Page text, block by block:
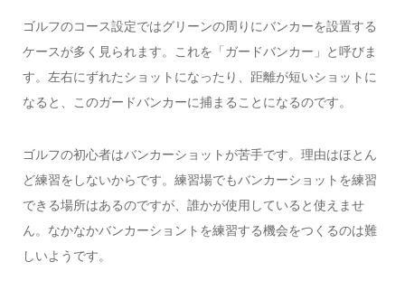
ゴルフのコース設定ではグリーンの周りにバンカーを設置する
ケースが多く見られます。これを「ガードバンカー」と呼びま
す。左右にずれたショットになったり、距離が短いショットに
なると、このガードバンカーに捕まることになるのです。
ゴルフの初心者はバンカーショットが苦手です。理由はほとん
ど練習をしないからです。練習場でもバンカーショットを練習
できる場所はあるのですが、誰かが使用していると使えませ
ん。なかなかバンカーショントを練習する機会をつくるのは難
しいようです。